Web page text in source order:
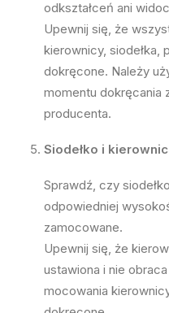
odkształceń ani
Upewnij się, że
kierownicy, siodełka,
dokręcone. Należy
momentu dokręcania
producenta.
Siodełko i
Sprawdź, czy
odpowiedniej
zamocowane.
Upewnij się, że
ustawiona i nie
mocowania